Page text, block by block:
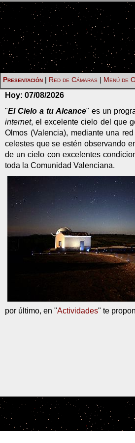
Presentación | Red de Cámaras | Menú de
Hoy: 07/08/2026
"El Cielo a tu Alcance" es un
internet, el excelente cielo del que
Olmos (Valencia), mediante una
celestes que se estén observando
de un cielo con excelentes
toda la Comunidad Valenciana.
por último, en "Actividades" te